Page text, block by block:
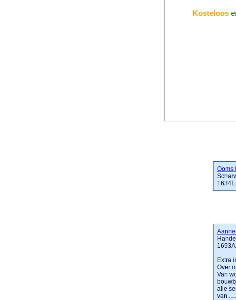
Kosteloos
Ooms
Extra
Over
Van
alle
van